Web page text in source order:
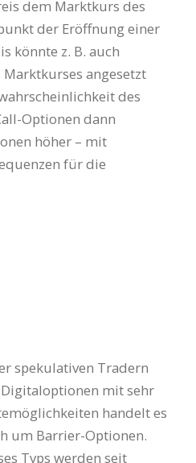
dem Marktkurs des
der Eröffnung einer
könnte z. B. auch
angesetzt
des
Optionen dann
höher – mit
für die
spekulativen Tradern
mit sehr
handelt es
um Barrier-Optionen.
Typs werden seit